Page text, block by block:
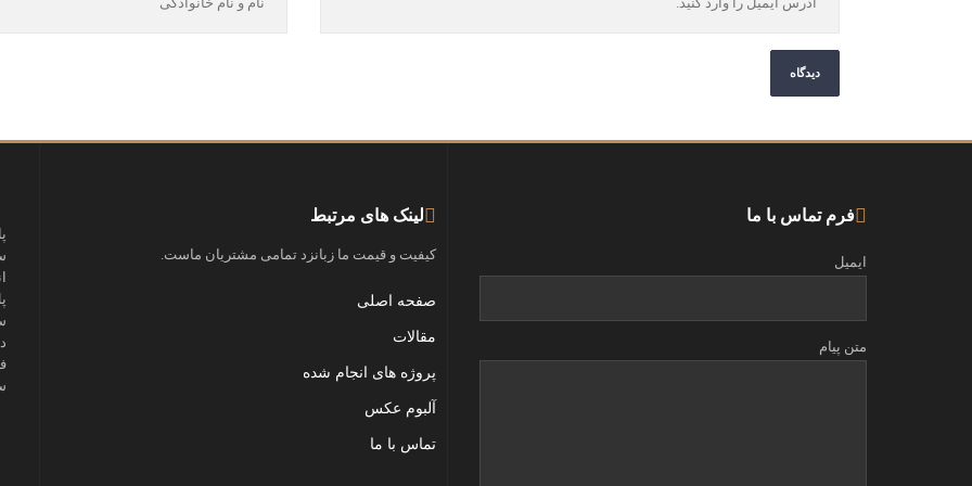
لینک های مرتبط
کیفیت و قیمت ما زبانزد تمامی مشتریان ماست.
صفحه اصلی
مقالات
پروژه های انجام شده
آلبوم عکس
تماس با ما
فرم تماس با ما
ایمیل
متن پیام